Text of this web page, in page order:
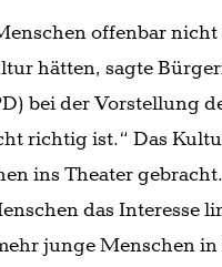
offenbar nicht
hätten, sagte
bei der Vorstellung
richtig ist.“ Das
ins Theater
das Interesse
junge Menschen